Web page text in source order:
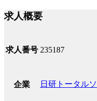
求人概要
求人番号 235187
企業 日研トータル